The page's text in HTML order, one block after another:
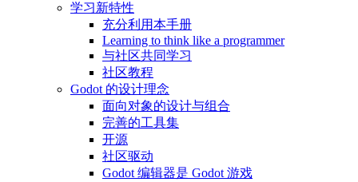
学习新特性
充分利用本手册
Learning to think like a programmer
与社区共同学习
社区教程
Godot 的设计理念
面向对象的设计与组合
完善的工具集
开源
社区驱动
Godot 编辑器是 Godot 游戏